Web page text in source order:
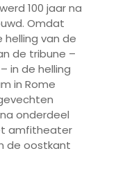
100 jaar na
Omdat
van de
de tribune –
in de helling
in Rome
onderdeel
amfitheater
de oostkant